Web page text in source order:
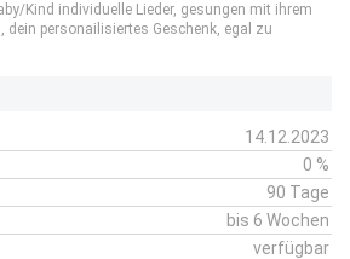
Kind individuelle Lieder, gesungen mit ihrem
dein personailisiertes Geschenk, egal zu
14.12.2023
0 %
90 Tage
bis 6 Wochen
verfügbar